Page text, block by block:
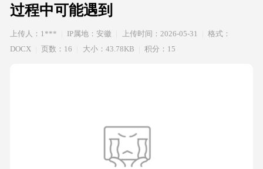
过程中可能遇到
上传人：1*** IP属地：安徽 上传时间：2026-05-31
格式：
DOCX
页数：16 大小：43.78KB 积分：15